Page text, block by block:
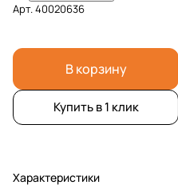
Арт.40020636
В корзину
Купить в 1 клик
Характеристики